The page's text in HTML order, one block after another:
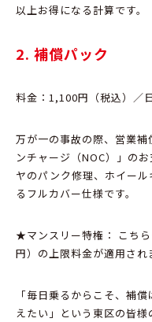
以上お得になる計算です。
2. 補償パック
料金：1,100円（税込）／
万が一の事故の際、 営業補
ンチャージ（NOC）」のお
ヤのパンク修理、 ホイー
るフルカバー仕様です。
★マンスリー特権： こち
円）の上限料金が適用され
「毎日乗るからこそ、 補償
えたい」という東区の皆様